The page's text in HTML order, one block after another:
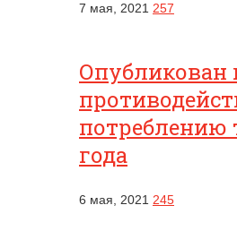
7 мая, 2021 257
Опубликован
потреблению
года
6 мая, 2021 245